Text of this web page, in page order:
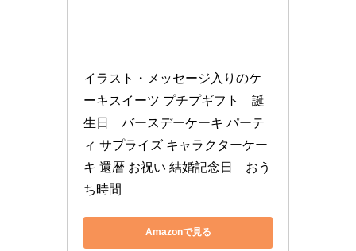
イラスト・メッセージ入りのケ
ーキスイーツ プチプギフト　誕
生日　バースデーケーキ パーテ
ィ サプライズ キャラクターケー
キ 還暦 お祝い 結婚記念日　おう
ち時間
Amazonで見る